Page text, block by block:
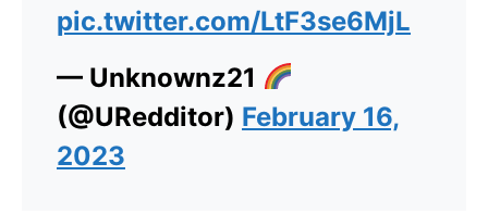
pic.twitter.com/LtF3se6MjL
— Unknownz21
(@URedditor) February 16,
2023